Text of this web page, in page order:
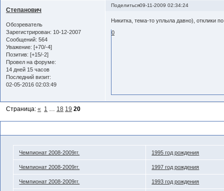
Поделиться09-11-2009 02:34:24
Степанович
Обозреватель
Зарегистрирован: 10-12-2007
Сообщений: 564
Уважение: [+70/-4]
Позитив: [+15/-2]
Провел на форуме:
14 дней 15 часов
Последний визит:
02-05-2016 02:03:49
Никитка, тема-то уплыла давно), отклики
0
Страница:« 1 … 18 19 20
Чемпионат 2008-2009гг. 1995 год рождения
Чемпионат 2008-2009гг. 1997 год рождения
Чемпионат 2008-2009гг. 1993 год рождения